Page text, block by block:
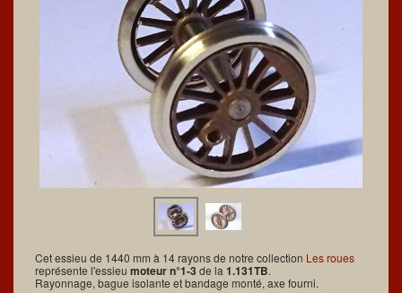
Cet essieu de 1440 mm à 14 rayons de notre collection Les roues
représente l'essieu moteur n°1-3 de la 1.131TB.
Rayonnage, bague isolante et bandage monté, axe fourni.